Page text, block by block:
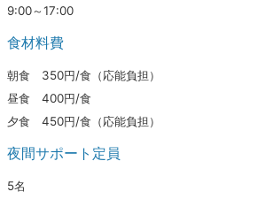
9:00～17:00
食材料費
朝食 350円/食（応能負担）
昼食 400円/食
夕食 450円/食（応能負担）
夜間サポート定員
5名